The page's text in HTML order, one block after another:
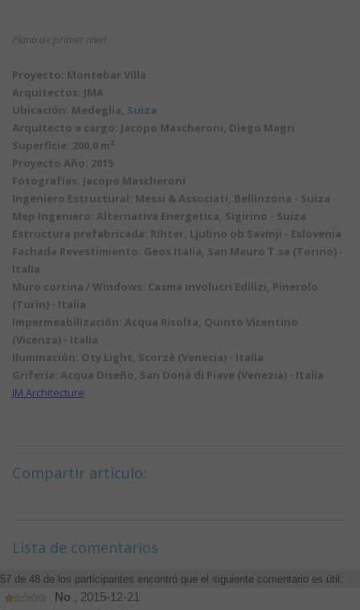
Plano de primer nivel
Proyecto: Montebar Villa
Arquitectos: JMA
Ubicación: Medeglia, Suiza
Arquitecto a cargo: Jacopo Mascheroni, Diego Magri
Superficie: 200,0 m²
Proyecto Año: 2015
Fotografías: Jacopo Mascheroni
Ingeniero Estructural: Messi & Associati, Bellinzona - Suiza
Mep Ingeniero: Alternativa Energetica, Sigirino - Suiza
Estructura prefabricada: Rihter, Ljubno ob Savinji - Eslovenia
Fachada Revestimiento: Geos Italia, San Mauro T.se (Torino) -
Italia
Muro cortina / Windows: Casma Involucri Edilizi, Pinerolo
(Turín) - Italia
Impermeabilización: Acqua Risolta, Quinto Vicentino
(Vicenza) - Italia
Iluminación: Oty Light, Scorzè (Venecia) - Italia
Grifería: Acqua Diseño, San Donà di Piave (Venezia) - Italia
JM Architecture
Compartir artículo:
Lista de comentarios
57 de 48 de los participantes encontró que el siguiente comentario es útil:
No , 2015-12-21